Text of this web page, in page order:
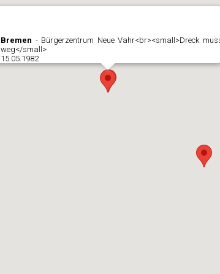
Bremen - Bürgerzentrum Neue Vahr<br><small>Dreck
weg</small>
15.05.1982